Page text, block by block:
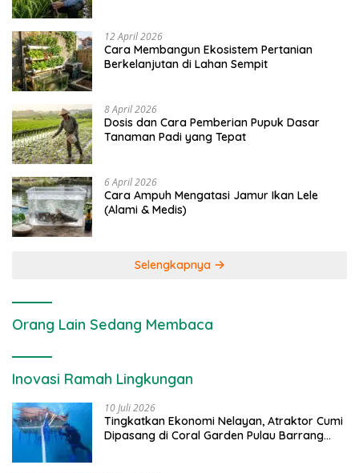
12 April 2026
Cara Membangun Ekosistem Pertanian
Berkelanjutan di Lahan Sempit
8 April 2026
Dosis dan Cara Pemberian Pupuk Dasar
Tanaman Padi yang Tepat
6 April 2026
Cara Ampuh Mengatasi Jamur Ikan Lele
(Alami & Medis)
Selengkapnya
Orang Lain Sedang Membaca
Inovasi Ramah Lingkungan
10 Juli 2026
Tingkatkan Ekonomi Nelayan, Atraktor Cumi
Dipasang di Coral Garden Pulau Barrang